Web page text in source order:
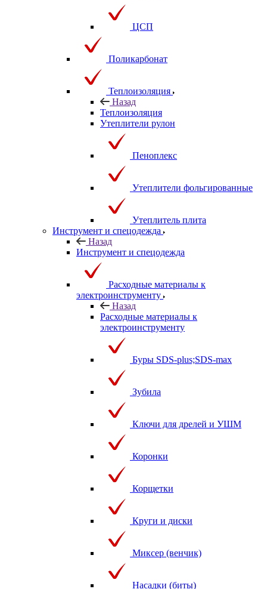
ЦСП
Поликарбонат
Теплоизоляция
Назад
Теплоизоляция
Утеплители рулон
Пеноплекс
Утеплители фольгированные
Утеплитель плита
Инструмент и спецодежда
Назад
Инструмент и спецодежда
Расходные материалы к
электроинструменту
Назад
Расходные материалы к
электроинструменту
Буры SDS-plus;SDS-max
Зубила
Ключи для дрелей и УШМ
Коронки
Корщетки
Круги и диски
Миксер (венчик)
Насадки (биты)